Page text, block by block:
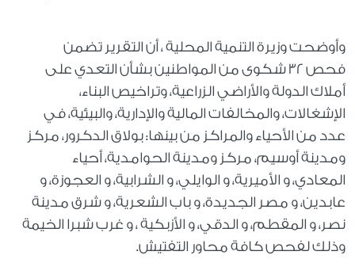
وأوضحت وزيرة التنمية المحلية ، أن التقرير تضمن
فحص 32 شكوى من المواطنين بشأن التعدي على
أملاك الدولة والأراضي الزراعية، وتراخيص البناء،
الإشغالات، والمخالفات المالية والإدارية، والبيئية، في
عدد من الأحياء والمراكز من بينها: بولاق الدكرور، مركز
ومدينة أوسيم، مركز ومدينة الحوامدية، أحياء
المعادي، و الأميرية، و الوايلي، و الشرابية، و العجوزة، و
عابدين، و مصر الجديدة، و باب الشعرية، و شرق مدينة
نصر، و المقطم، و الدقي، و الأزبكية ، و غرب شبرا الخيمة
وذلك لفحص كافة محاور التفتيش.